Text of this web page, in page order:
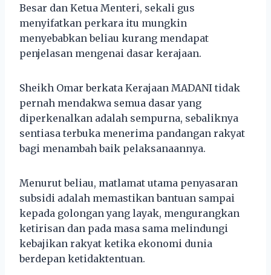
Besar dan Ketua Menteri, sekali gus
menyifatkan perkara itu mungkin
menyebabkan beliau kurang mendapat
penjelasan mengenai dasar kerajaan.
Sheikh Omar berkata Kerajaan MADANI tidak
pernah mendakwa semua dasar yang
diperkenalkan adalah sempurna, sebaliknya
sentiasa terbuka menerima pandangan rakyat
bagi menambah baik pelaksanaannya.
Menurut beliau, matlamat utama penyasaran
subsidi adalah memastikan bantuan sampai
kepada golongan yang layak, mengurangkan
ketirisan dan pada masa sama melindungi
kebajikan rakyat ketika ekonomi dunia
berdepan ketidaktentuan.